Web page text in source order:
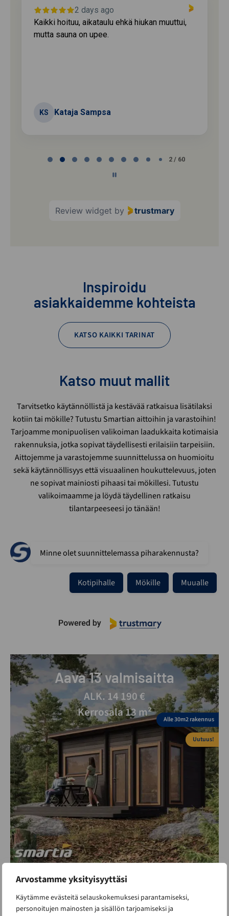
Arvostamme yksityisyyttäsi
Käytämme evästeitä selauskokemuksesi parantamiseksi,
personoitujen mainosten ja sisällön tarjoamiseksi ja
2 days ago
Kaikki hoituu, aikataulu ehkä hiukan muuttui,
mutta sauna on upee.
KS Kataja Sampsa
2 / 60
Review widget by trustmary
Inspiroidu
asiakkaidemme kohteista
KATSO KAIKKI TARINAT
Katso muut mallit
Tarvitsetko käytännöllistä ja kestävää ratkaisua lisätilaksi
kotiin tai mökille? Tutustu Smartian aittoihin ja varastoihin!
Tarjoamme monipuolisen valikoiman laadukkaita kotimaisia
rakennuksia, jotka sopivat täydellisesti erilaisiin tarpeisiin.
Aittojemme ja varastojemme suunnittelussa on huomioitu
sekä käytännöllisyys että visuaalinen houkuttelevuus, joten
ne sopivat mainiosti pihaasi tai mökillesi. Tutustu
valikoimaamme ja löydä täydellinen ratkaisu
tilantarpeeseesi jo tänään!
Minne olet suunnittelemassa piharakennusta?
Kotipihalle Mökille Muualle
Aava 13 valmisaitta
ALK. 14 190 €
Kerrosala 13 m²
Alle 30m2 rakennus
Uutuus!
Aava 15 valmisaitta